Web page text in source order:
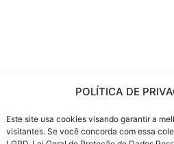
POLÍTICA DE
Este site usa cookies visando garantir a
visitantes. Se você concorda com essa
vw, citroen, bmw, jac,
para moto kawasaki, moto